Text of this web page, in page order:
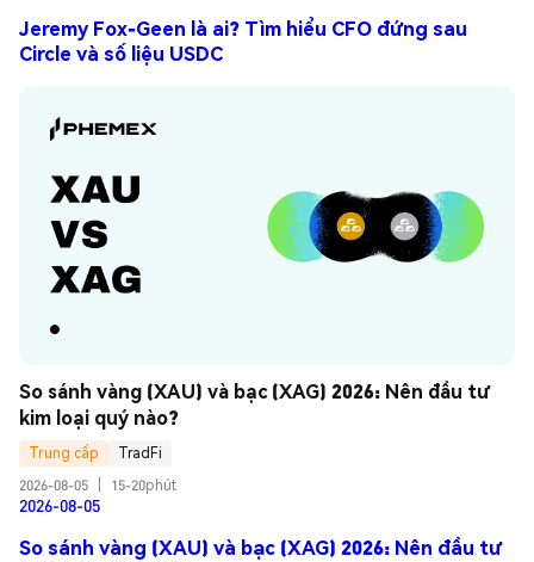
Jeremy Fox-Geen là ai? Tìm hiểu CFO đứng sau
Circle và số liệu USDC
So sánh vàng (XAU) và bạc (XAG) 2026: Nên đầu tư
kim loại quý nào?
Trung cấp
TradFi
2026-08-05
15-20phút
2026-08-05
So sánh vàng (XAU) và bạc (XAG) 2026: Nên đầu tư